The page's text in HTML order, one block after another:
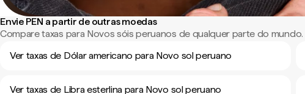
Envie PEN a partir de outras moedas
Compare taxas para Novos sóis peruanos de qualquer parte do mundo.
Ver taxas de Dólar americano para Novo sol peruano
Ver taxas de Libra esterlina para Novo sol peruano